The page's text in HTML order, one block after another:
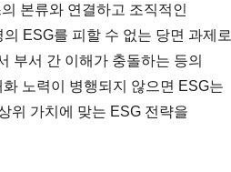
본류와 연결하고 조직적인
ESG를 피할 수 없는 당면 과제로
부서 간 이해가 충돌하는 등의
노력이 병행되지 않으면 ESG는
위 가치에 맞는 ESG 전략을